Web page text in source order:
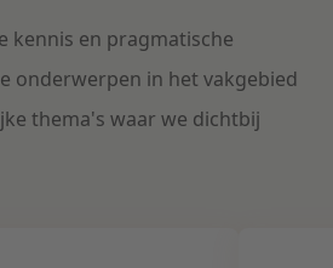
kennis en pragmatische
onderwerpen in het vakgebied
thema's waar we dichtbij